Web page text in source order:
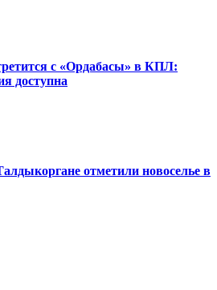
с «Ордабасы» в КПЛ:
доступна
отметили новоселье в